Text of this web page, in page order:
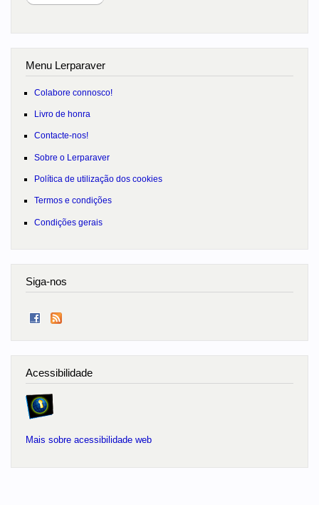
Menu Lerparaver
Colabore connosco!
Livro de honra
Contacte-nos!
Sobre o Lerparaver
Política de utilização dos cookies
Termos e condições
Condições gerais
Siga-nos
Acessibilidade
Mais sobre acessibilidade web